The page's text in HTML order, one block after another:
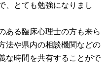
、とても勉強になりまし
ある臨床心理士の方も来ら
法や県内の相談機関などの
な時間を共有することがで